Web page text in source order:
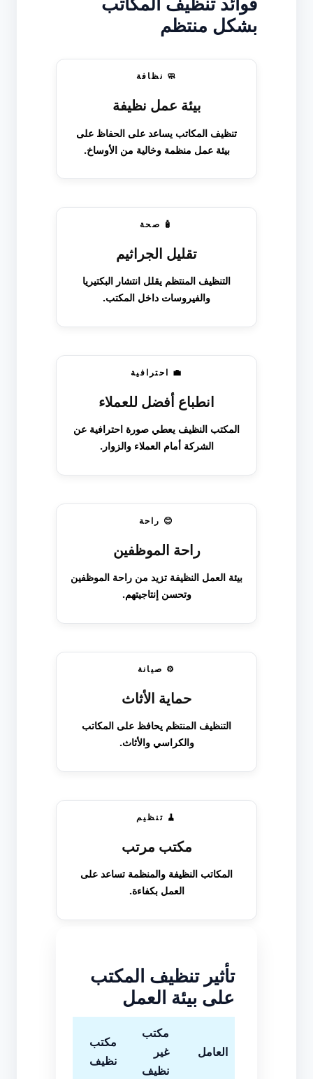
بشكل منتظم
🧼 نظافة
بيئة عمل نظيفة
تنظيف المكاتب يساعد على الحفاظ على
بيئة عمل منظمة وخالية من الأوساخ.
🧴 صحة
تقليل الجراثيم
التنظيف المنتظم يقلل انتشار البكتيريا
والفيروسات داخل المكتب.
💼 احترافية
انطباع أفضل للعملاء
المكتب النظيف يعطي صورة احترافية عن
الشركة أمام العملاء والزوار.
😊 راحة
راحة الموظفين
بيئة العمل النظيفة تزيد من راحة الموظفين
وتحسن إنتاجيتهم.
⚙ صيانة
حماية الأثاث
التنظيف المنتظم يحافظ على المكاتب
والكراسي والأثاث.
🧹 تنظيم
مكتب مرتب
المكاتب النظيفة والمنظمة تساعد على
العمل بكفاءة.
تأثير تنظيف المكتب
على بيئة العمل
العامل
مكتب
غير
نظيف
مكتب
نظيف